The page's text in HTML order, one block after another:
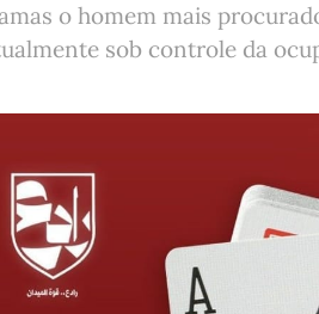
o homem mais
sob controle da